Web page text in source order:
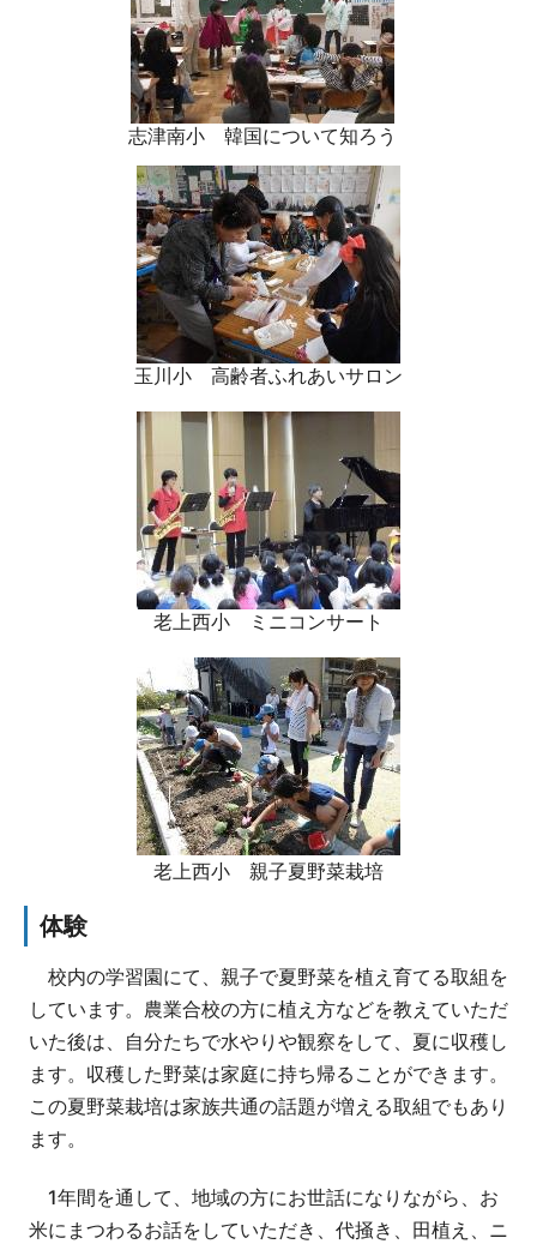
志津南小 韓国について知ろう
玉川小 高齢者ふれあいサロン
老上西小 ミニコンサート
老上西小 親子夏野菜栽培
体験
校内の学習園にて、親子で夏野菜を植え育てる取組を
しています。農業合校の方に植え方などを教えていただ
いた後は、自分たちで水やりや観察をして、夏に収穫し
ます。収穫した野菜は家庭に持ち帰ることができます。
この夏野菜栽培は家族共通の話題が増える取組でもあり
ます。
1年間を通して、地域の方にお世話になりながら、お
米にまつわるお話をしていただき、代掻き、田植え、ニ